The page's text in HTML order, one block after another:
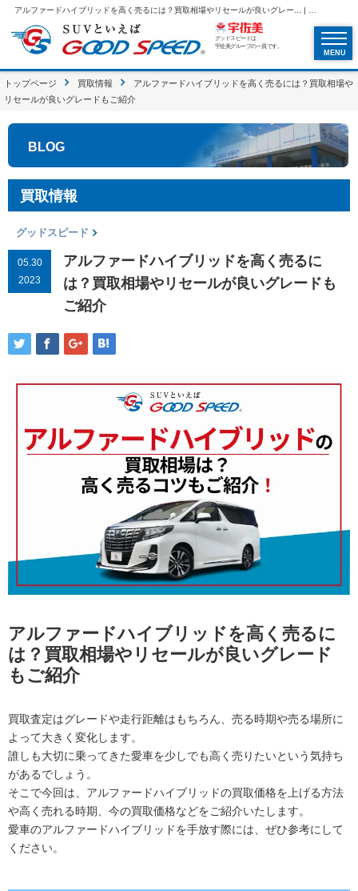
グッドスピードは
宇佐美グループの一員です。
MENU
トップページ 買取情報
アルファードハイブリッドを高く売るには？買取相場や
リセールが良いグレードもご紹介
BLOG
買取情報
グッドスピード
05.30
2023
アルファードハイブリッドを高く売るに
は？買取相場やリセールが良いグレードも
ご紹介
アルファードハイブリッドを高く売るに
は？買取相場やリセールが良いグレード
もご紹介
買取査定はグレードや走行距離はもちろん、売る時期や売る場所に
よって大きく変化します。
誰しも大切に乗ってきた愛車を少しでも高く売りたいという気持ち
があるでしょう。
そこで今回は、アルファードハイブリッドの買取価格を上げる方法
や高く売れる時期、今の買取価格などをご紹介いたします。
愛車のアルファードハイブリッドを手放す際には、ぜひ参考にして
ください。